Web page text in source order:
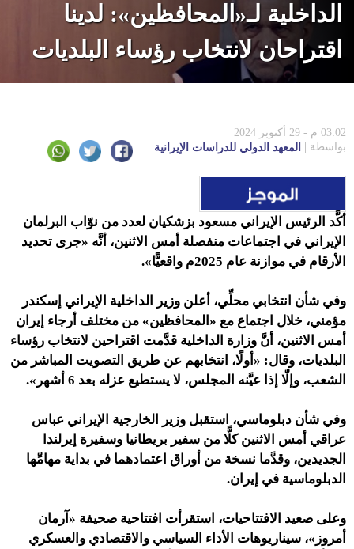
الداخلية لـ«المحافظين»: لدينا
اقتراحان لانتخاب رؤساء البلديات
03:02 م - 29 أكتوبر 2024
بواسطة
المعهد الدولي للدراسات الإيرانية
أكَّد الرئيس الإيراني مسعود بزشكيان لعدد من نوّاب البرلمان
الإيراني في اجتماعات منفصلة أمس الاثنين، أنَّه «جرى تحديد
الأرقام في موازنة عام 2025م واقعيًّا».
وفي شأن انتخابي محلِّي، أعلن وزير الداخلية الإيراني إسكندر
مؤمني، خلال اجتماع مع «المحافظين» من مختلف أرجاء إيران
أمس الاثنين، أنَّ وزارة الداخلية قدَّمت اقتراحين لانتخاب رؤساء
البلديات، وقال: «أولًا، انتخابهم عن طريق التصويت المباشر من
الشعب، وإلّا إذا عيَّنه المجلس، لا يستطيع عزله بعد 6 أشهر».
وفي شأن دبلوماسي، استقبل وزير الخارجية الإيراني عباس
عراقي أمس الاثنين كلًّا من سفير بريطانيا وسفيرة إيرلندا
الجديدين، وقدَّما نسخة من أوراق اعتمادهما في بداية مهامِّها
الدبلوماسية في إيران.
وعلى صعيد الافتتاحيات، استقرأت افتتاحية صحيفة «آرمان
أمروز»، سيناريوهات الأداء السياسي والاقتصادي والعسكري